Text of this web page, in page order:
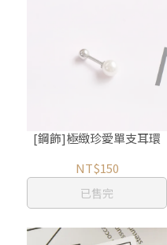
[鋼飾]極緻珍愛單支耳環
NT$150
已售完